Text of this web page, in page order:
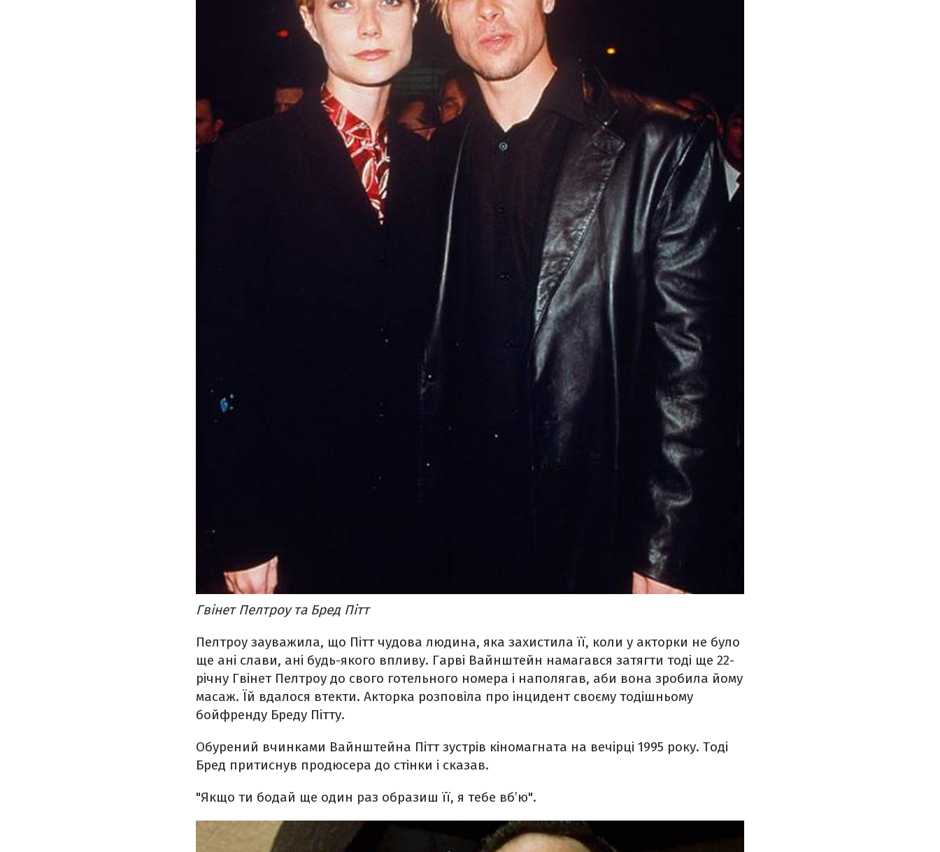
Гвінет Пелтроу та Бред Пітт
Пелтроу зауважила, що Пітт чудова людина, яка захистила її, коли у акторки не було
ще ані слави, ані будь-якого впливу. Гарві Вайнштейн намагався затягти тоді ще 22-
річну Гвінет Пелтроу до свого готельного номера і наполягав, аби вона зробила йому
масаж. Їй вдалося втекти. Акторка розповіла про інцидент своєму тодішньому
бойфренду Бреду Пітту.
Обурений вчинками Вайнштейна Пітт зустрів кіномагната на вечірці 1995 року. Тоді
Бред притиснув продюсера до стінки і сказав.
"Якщо ти бодай ще один раз образиш її, я тебе вб’ю".